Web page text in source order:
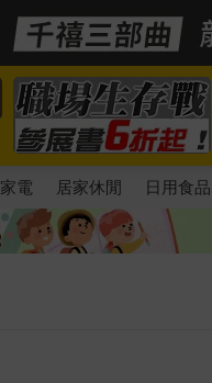
家電 居家休閒 日用食品